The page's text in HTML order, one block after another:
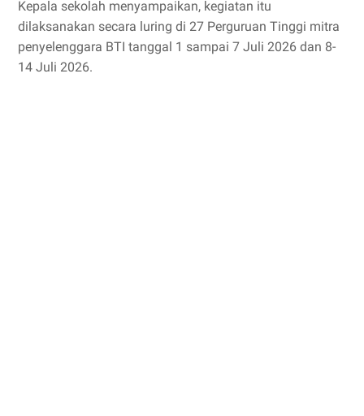
Kepala sekolah menyampaikan, kegiatan itu
dilaksanakan secara luring di 27 Perguruan Tinggi mitra
penyelenggara BTI tanggal 1 sampai 7 Juli 2026 dan 8-
14 Juli 2026.